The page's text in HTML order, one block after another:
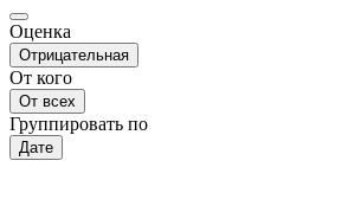
Оценка
Отрицательная
От кого
От всех
Группировать по
Дате